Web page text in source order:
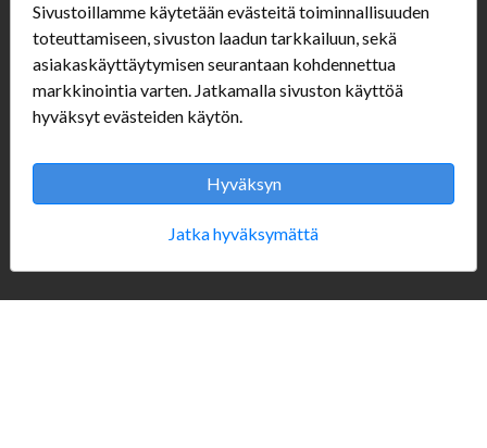
Verkkokauppa
#Yhteiskuntavastuu
#porvoonsithlord
Tilaus- ja toimitusehdot
Mannerheiminkatu 10
Aukioloajat:
Sivustoillamme käytetään evästeitä toiminnallisuuden
toteuttamiseen, sivuston laadun tarkkailuun, sekä
asiakaskäyttäytymisen seurantaan kohdennettua
markkinointia varten. Jatkamalla sivuston käyttöä
hyväksyt evästeiden käytön.
Hyväksyn
Jatka hyväksymättä